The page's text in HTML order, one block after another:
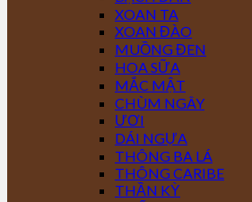
XOAN TA
XOAN ĐÀO
MUỒNG ĐEN
HOA SỮA
MẮC MẬT
CHÙM NGÂY
ƯƠI
DÁI NGỰA
THÔNG BA LÁ
THÔNG CARIBE
THẦN KỲ